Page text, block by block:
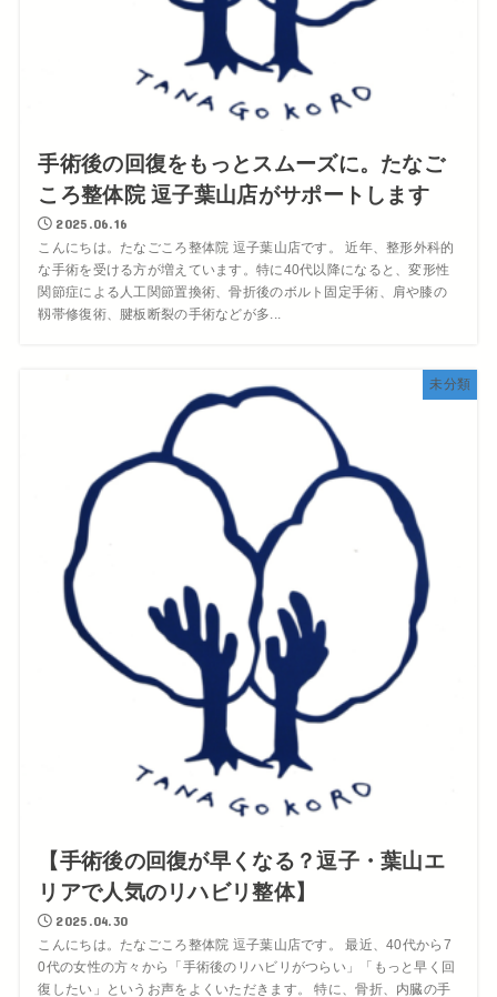
手術後の回復をもっとスムーズに。たなご
ころ整体院 逗子葉山店がサポートします
2025.06.16
こんにちは。たなごころ整体院 逗子葉山店です。 近年、整形外科的
な手術を受ける方が増えています。特に40代以降になると、変形性
関節症による人工関節置換術、骨折後のボルト固定手術、肩や膝の
靱帯修復術、腱板断裂の手術などが多...
未分類
【手術後の回復が早くなる？逗子・葉山エ
リアで人気のリハビリ整体】
2025.04.30
こんにちは。たなごころ整体院 逗子葉山店です。 最近、40代から7
0代の女性の方々から「手術後のリハビリがつらい」「もっと早く回
復したい」というお声をよくいただきます。 特に、骨折、内臓の手